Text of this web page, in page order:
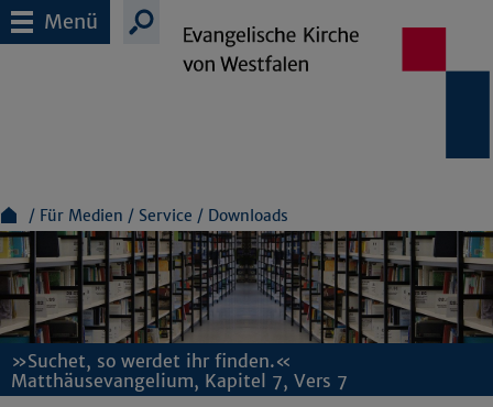
Menü
Für Medien Service Downloads
»Suchet, so werdet ihr finden.«
Matthäusevangelium, Kapitel 7, Vers 7